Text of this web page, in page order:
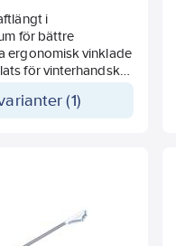
i
för bättre
ergonomisk vinklade
för vinterhandskar
i SoftGrip™ för
795-995 mm.
(1)